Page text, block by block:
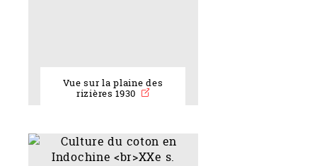
Vue sur la plaine des
rizières 1930